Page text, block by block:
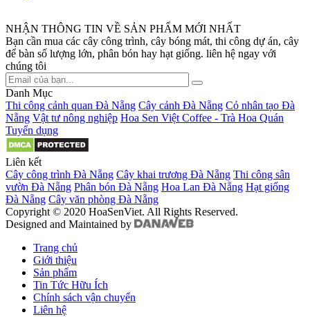
NHẬN THÔNG TIN VỀ SẢN PHẨM MỚI NHẤT
Bạn cần mua các cây công trình, cây bóng mát, thi công dự án, cây
để bàn số lượng lớn, phân bón hay hạt giống. liên hệ ngay với
chúng tôi
Danh Mục
Thi công cảnh quan Đà Nẵng Cây cảnh Đà Nẵng Cỏ nhân tạo Đà
Nẵng Vật tư nông nghiệp Hoa Sen Việt Coffee - Trà Hoa Quán
Tuyển dụng
Liên kết
Cây công trình Đà Nẵng Cây khai trương Đà Nẵng Thi công sân
vườn Đà Nẵng Phân bón Đà Nẵng Hoa Lan Đà Nẵng Hạt giống
Đà Nẵng Cây văn phòng Đà Nẵng
Copyright © 2020 HoaSenViet. All Rights Reserved.
Designed and Maintained by
Trang chủ
Giới thiệu
Sản phẩm
Tin Tức Hữu Ích
Chính sách vận chuyển
Liên hệ